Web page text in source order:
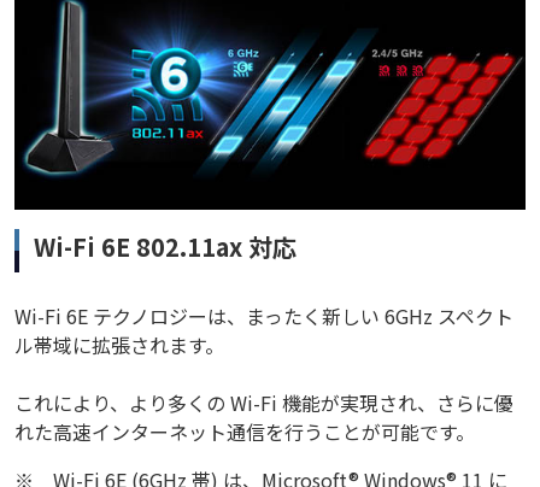
Wi-Fi 6E 802.11ax 対応
Wi-Fi 6E テクノロジーは、まったく新しい 6GHz スペクト
ル帯域に拡張されます。
これにより、より多くの Wi-Fi 機能が実現され、さらに優
れた高速インターネット通信を行うことが可能です。
※
Wi-Fi 6E (6GHz 帯) は、Microsoft® Windows® 11 に